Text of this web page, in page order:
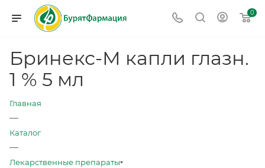
0
Бринекс-М капли глазн.
1 % 5 мл
Главная
—
Каталог
—
Лекарственные препараты